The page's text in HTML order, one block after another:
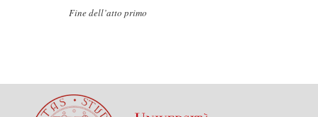
Fine dell’atto primo